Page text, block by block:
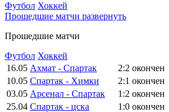
Футбол Хоккей
Прошедшие матчи развернуть
Прошедшие матчи
Футбол Хоккей
16.05 Ахмат - Спартак 2:2 окончен
10.05 Спартак - Химки 2:1 окончен
03.05 Арсенал - Спартак 1:2 окончен
25.04 Спартак - цска 1:0 окончен